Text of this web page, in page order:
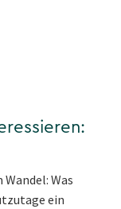
Was
ein